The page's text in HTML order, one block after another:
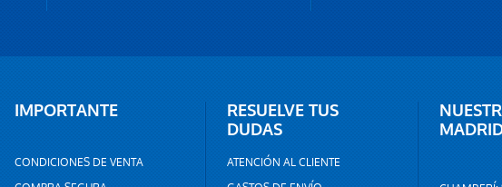
IMPORTANTE
CONDICIONES DE VENTA
RESUELVE TUS
DUDAS
ATENCIÓN AL CLIENTE